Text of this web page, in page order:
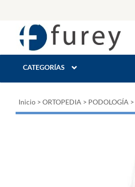
CATEGORÍAS
Inicio > ORTOPEDIA > PODOLOGÍA >